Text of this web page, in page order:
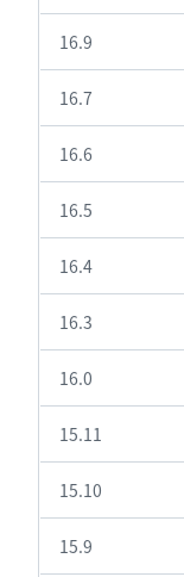
16.9
16.7
16.6
16.5
16.4
16.3
16.0
15.11
15.10
15.9